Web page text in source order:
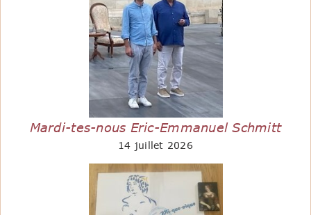
Mardi-tes-nous Eric-Emmanuel Schmitt
14 juillet 2026